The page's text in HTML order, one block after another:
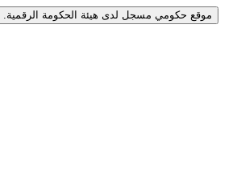
موقع حكومي مسجل لدى هيئة الحكومة الرقمية.